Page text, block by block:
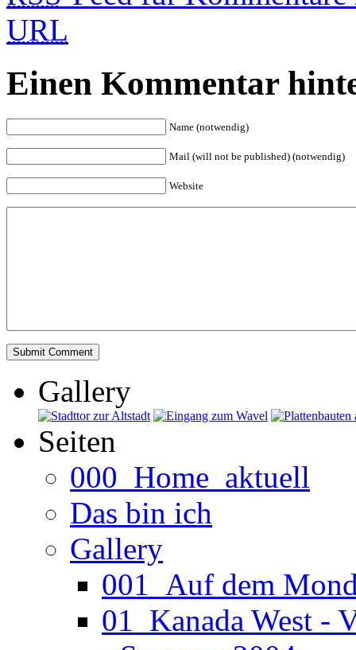
URL
Einen Kommentar
Name (notwendig)
Mail (will not be published) (notwendig)
Website
Gallery
Seiten
000_Home_aktuell
Das bin ich
Gallery
001_Auf dem
01_Kanada West -